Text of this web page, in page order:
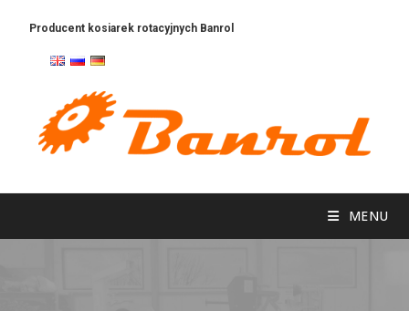
Producent kosiarek rotacyjnych Banrol
Mechanika maszyn rolniczych
MENU